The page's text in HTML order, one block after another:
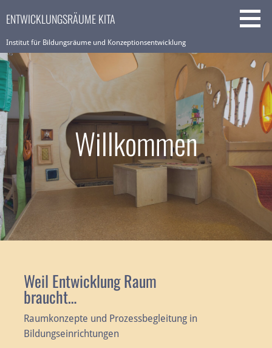
Inhalt
ENTWICKLUNGSRÄUME KITA
Institut für Bildungsräume und Konzeptionsentwicklung
Willkommen
Weil Entwicklung Raum
braucht…
Raumkonzepte und Prozessbegleitung in
Bildungseinrichtungen